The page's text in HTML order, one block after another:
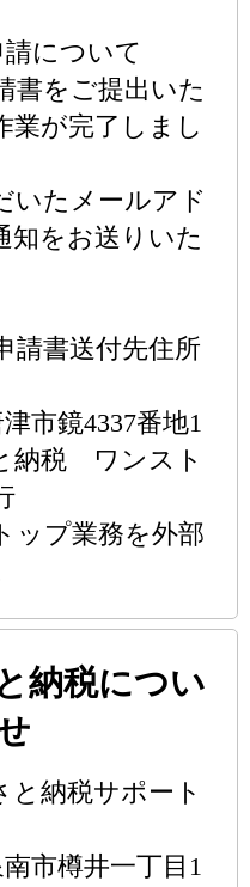
について
書をご提出いた
業が完了しまし
いたメールアド
知をお送りいた
請書送付先住所
市鏡4337番地1
納税 ワンスト
ップ業務を外部
納税につい
納税サポート
市樽井一丁目1